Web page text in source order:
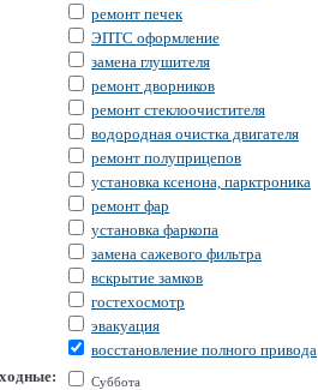
ремонт печек
ЭПТС оформление
замена глушителя
ремонт дворников
ремонт стеклоочистителя
водородная очистка двигателя
ремонт полуприцепов
установка ксенона, парктроника
ремонт фар
установка фаркопа
замена сажевого фильтра
вскрытие замков
гостехосмотр
эвакуация
восстановление полного привода
Суббота